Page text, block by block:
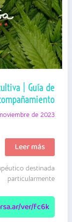
| Guía de
de 2023
Cannabis
para
salud
|
cultiva
|
Guía
de
Leer más
destinada
particularmente
ver/fc6k